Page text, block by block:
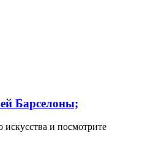
Барселоны;
искусства и посмотрите